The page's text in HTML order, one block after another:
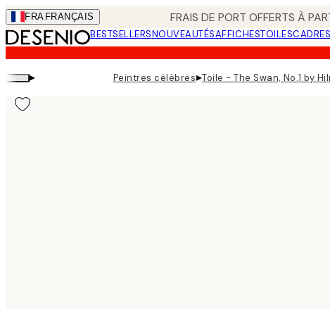
Skip
to
main
content.
FRA FRANÇAIS FRAIS DE PORT OFFERTS À
BESTSELLERSNOUVEAUTÉSAFFICHESTOILES
▸ Peintres célèbres▸Toile - The Swan, No.1 by